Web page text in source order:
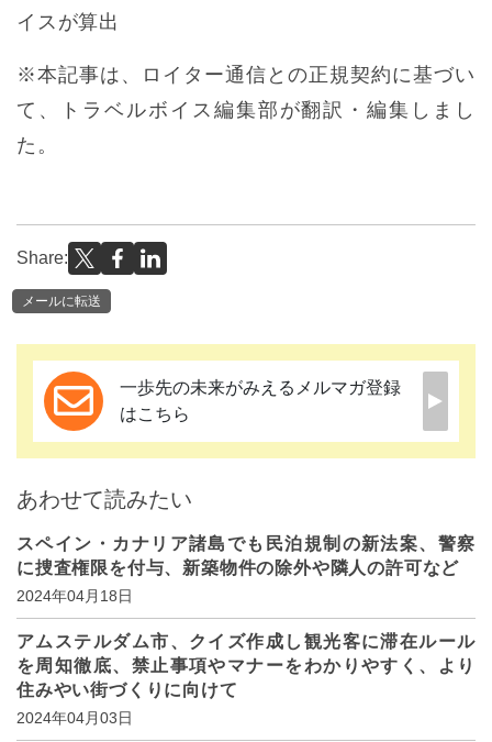
イスが算出
※本記事は、ロイター通信との正規契約に基づい
て、トラベルボイス編集部が翻訳・編集しまし
た。
Share:
メールに転送
一歩先の未来がみえるメルマガ登録
はこちら
あわせて読みたい
スペイン・カナリア諸島でも民泊規制の新法案、警察
に捜査権限を付与、新築物件の除外や隣人の許可など
2024年04月18日
アムステルダム市、クイズ作成し観光客に滞在ルール
を周知徹底、禁止事項やマナーをわかりやすく、より
住みやい街づくりに向けて
2024年04月03日